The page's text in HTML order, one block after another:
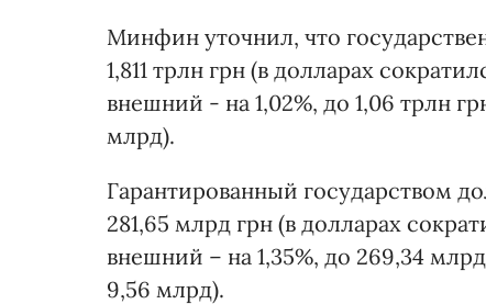
Минфин уточнил, что
1,811 трлн грн (в долларах
внешний - на 1,02%, до 1,06 трлн
млрд).
Гарантированный государством
281,65 млрд грн (в долларах
внешний – на 1,35%, до 269,34
9,56 млрд).